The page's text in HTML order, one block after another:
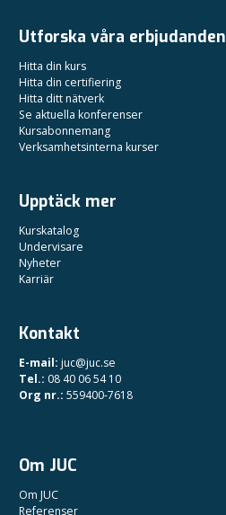
Utforska våra erbjudanden
Hitta din kurs
Hitta din certifiering
Hitta ditt nätverk
Se aktuella konferenser
Kursabonnemang
Verksamhetsinterna kurser
Upptäck mer
Kurskatalog
Undervisare
Nyheter
Karriär
Kontakt
E-mail: juc@juc.se
Tel.: 08 40 06 54 10
Org nr.: 559400-7618
Om JUC
Om JUC
Referenser